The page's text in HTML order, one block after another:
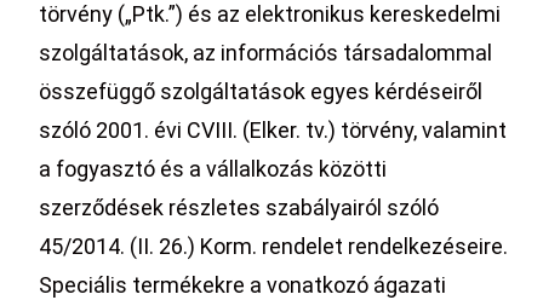
törvény („Ptk.”) és az elektronikus kereskedelmi
szolgáltatások, az információs társadalommal
összefüggő szolgáltatások egyes kérdéseiről
szóló 2001. évi CVIII. (Elker. tv.) törvény, valamint
a fogyasztó és a vállalkozás közötti
szerződések részletes szabályairól szóló
45/2014. (II. 26.) Korm. rendelet rendelkezéseire.
Speciális termékekre a vonatkozó ágazati